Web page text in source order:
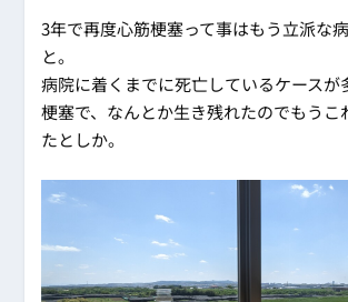
3年で再度心筋梗塞って事はもう立派な病
と。
病院に着くまでに死亡しているケースが
梗塞で、なんとか生き残れたのでもうこ
たとしか。